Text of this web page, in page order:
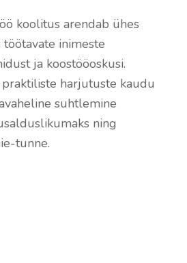
koolitus arendab ühes
töötavate inimeste
ja koostööoskusi.
harjutuste kaudu
suhtlemine
ning
tunne.